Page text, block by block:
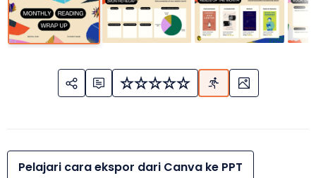
Pelajari cara ekspor dari Canva ke PPT